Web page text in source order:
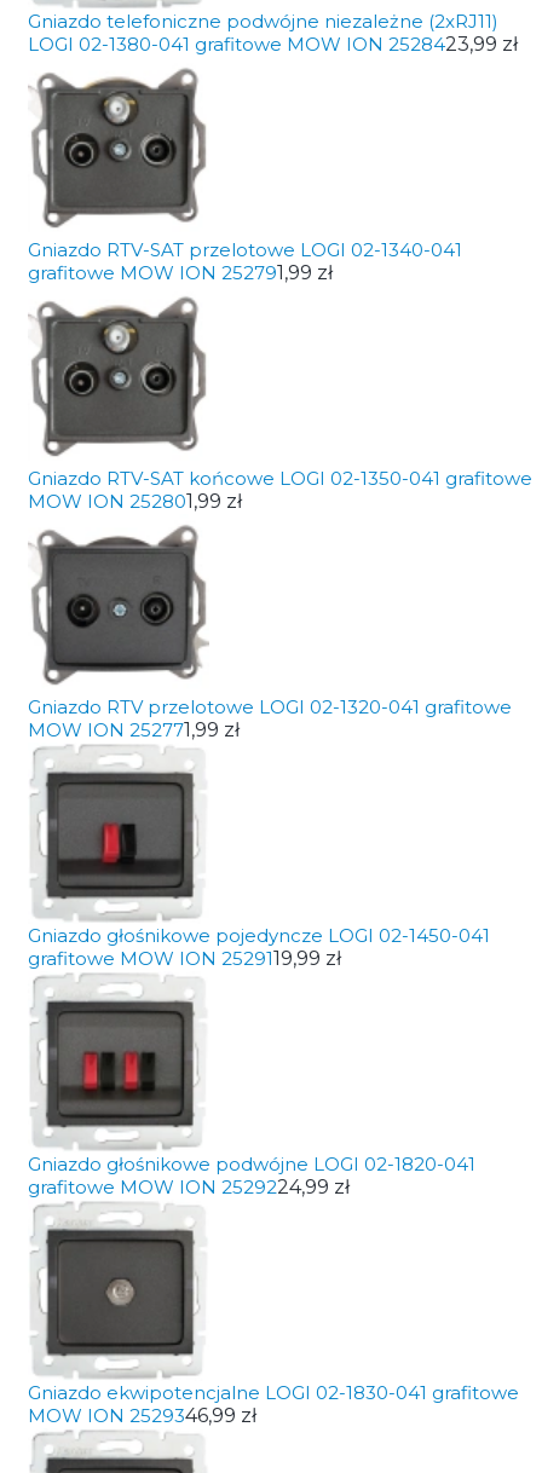
Gniazdo telefoniczne podwójne niezależne (2xRJ11)
LOGI 02-1380-041 grafitowe MOW ION 2528423,99 zł
Gniazdo RTV-SAT przelotowe LOGI 02-1340-041
grafitowe MOW ION 252791,99 zł
Gniazdo RTV-SAT końcowe LOGI 02-1350-041 grafitowe
MOW ION 252801,99 zł
Gniazdo RTV przelotowe LOGI 02-1320-041 grafitowe
MOW ION 252771,99 zł
Gniazdo głośnikowe pojedyncze LOGI 02-1450-041
grafitowe MOW ION 2529119,99 zł
Gniazdo głośnikowe podwójne LOGI 02-1820-041
grafitowe MOW ION 2529224,99 zł
Gniazdo ekwipotencjalne LOGI 02-1830-041 grafitowe
MOW ION 2529346,99 zł